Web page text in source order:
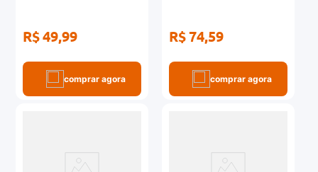
R$ 49,99
comprar agora
R$ 74,59
comprar agora